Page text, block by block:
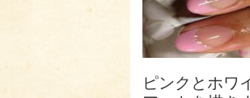
ピンクとホワ